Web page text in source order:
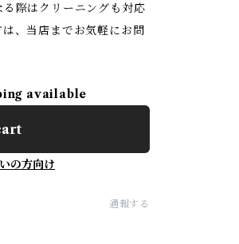
際はクリーニングも対応
、当店までお気軽にお問
available
の方向け
通報する